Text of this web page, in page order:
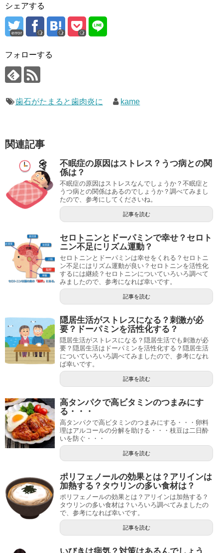
シェアする
error
フォローする
歯石がたまると歯肉炎に kame
関連記事
不眠症の原因はストレス？うつ病との関
係は？
不眠症の原因はストレスなんでしょうか？不眠症と
うつ病との関係はあるのでしょうか？調べてみまし
たので、参考にしてくださいね。
記事を読む
セロトニンとドーパミンで幸せ？セロト
ニン不足にリズム運動？
セロトニンとドーパミンは幸せをくれる？セロトニ
ン不足にはリズム運動が良い？セロトニンを活性化
するには継続？セロトニンについていろいろ調べて
みましたので、参考になれば幸いです。
記事を読む
隠居生活がストレスになる？刺激が必
要？ドーパミンを活性化する？
隠居生活がストレスになる？隠居生活でも刺激が必
要？隠居生活はドーパミンを活性化する？隠居生活
についていろいろ調べてみましたので、参考になれ
ば幸いです。
記事を読む
高タンパクで高ビタミンのつまみにす
る・・・
高タンパクで高ビタミンのつまみにする・・・卵料
理はアルコールの分解を助ける・・・枝豆は二日酔
いを防ぐ・・・
記事を読む
ポリフェノールの効果とは？アリインは
加熱する？タウリンの多い食材は？
ポリフェノールの効果とは？アリインは加熱する？
タウリンの多い食材は？いろいろ調べてみましたの
で、参考になれば幸いです。
記事を読む